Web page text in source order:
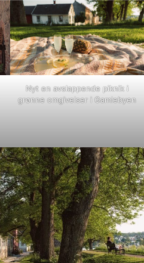
Nyt en avslappende piknik i
grønne omgivelser i Gamlebyen